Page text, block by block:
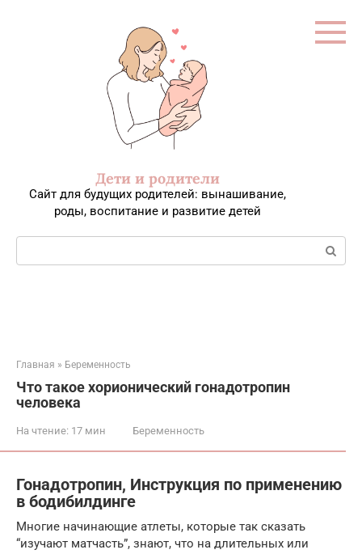
Дети и родители
Сайт для будущих родителей: вынашивание,
роды, воспитание и развитие детей
Поиск:
Главная » Беременность
Что такое хорионический гонадотропин
человека
На чтение: 17 мин Беременность
Гонадотропин, Инструкция по применению
в бодибилдинге
Многие начинающие атлеты, которые так сказать
“изучают матчасть”, знают, что на длительных или